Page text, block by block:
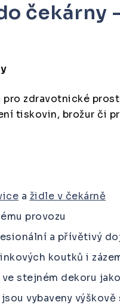
čekárny
zdravotnické
tiskovin, brožur či
a židle v čekárně
provozu
a přívětivý
koutků i
stejném dekoru
vybaveny